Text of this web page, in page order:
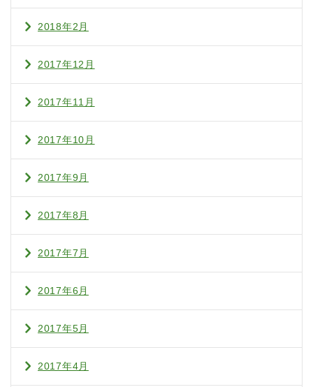
2018年2月
2017年12月
2017年11月
2017年10月
2017年9月
2017年8月
2017年7月
2017年6月
2017年5月
2017年4月